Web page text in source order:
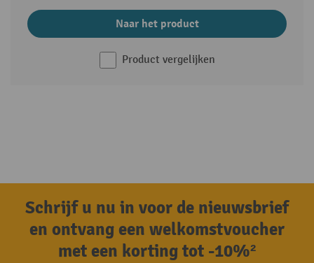
Naar het product
Product vergelijken
Schrijf u nu in voor de nieuwsbrief
en ontvang een welkomstvoucher
met een korting tot -10%²